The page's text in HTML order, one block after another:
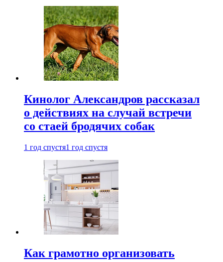
Кинолог Александров рассказал
о действиях на случай встречи
со стаей бродячих собак
1 год спустя1 год спустя
Как грамотно организовать